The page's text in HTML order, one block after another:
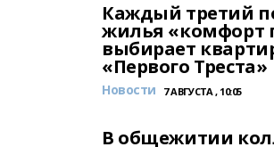
Каждый третий
жилья «комфорт
выбирает
«Первого Треста»
Новости 7 АВГУСТА , 10:05
В общежитии